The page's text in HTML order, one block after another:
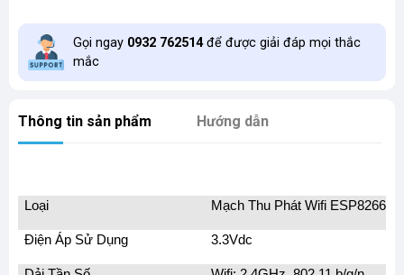
Gọi ngay 0932 762514để được giải đáp mọi thắc
mắc
Thông tin sản phẩm Hướng dẫn
Loại Mạch Thu PhátWifi ESP8266
Điện Áp Sử Dụng 3.3Vdc